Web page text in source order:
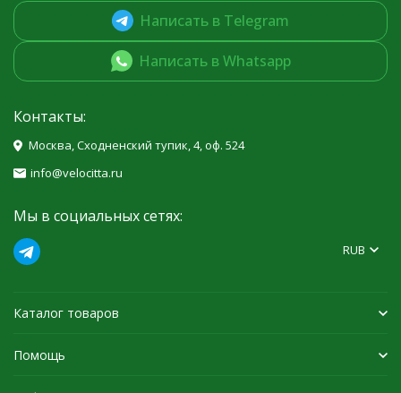
Написать в Telegram
Написать в Whatsapp
Контакты:
Москва, Сходненский тупик, 4, оф. 524
info@velocitta.ru
Мы в социальных сетях:
RUB
Каталог товаров
Помощь